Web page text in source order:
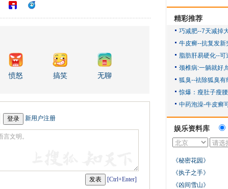
愤怒 搞笑 无聊
新用户注册
[Ctrl+Enter]
精彩推荐
娱乐资料库
《秘密花园》
《执子之手》
《凶间雪山》